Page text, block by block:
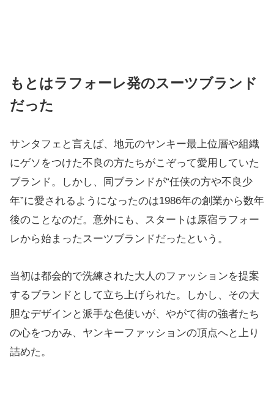
もとはラフォーレ発のスーツブランド
だった
サンタフェと言えば、地元のヤンキー最上位層や組織
にゲソをつけた不良の方たちがこぞって愛用していた
ブランド。しかし、同ブランドが“任侠の方や不良少
年”に愛されるようになったのは1986年の創業から数年
後のことなのだ。意外にも、スタートは原宿ラフォー
レから始まったスーツブランドだったという。
当初は都会的で洗練された大人のファッションを提案
するブランドとして立ち上げられた。しかし、その大
胆なデザインと派手な色使いが、やがて街の強者たち
の心をつかみ、ヤンキーファッションの頂点へと上り
詰めた。